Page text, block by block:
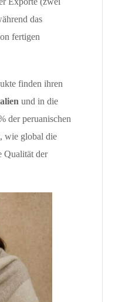
das
fertigen
finden ihren
und in die
der peruanischen
wie global die
Qualität der